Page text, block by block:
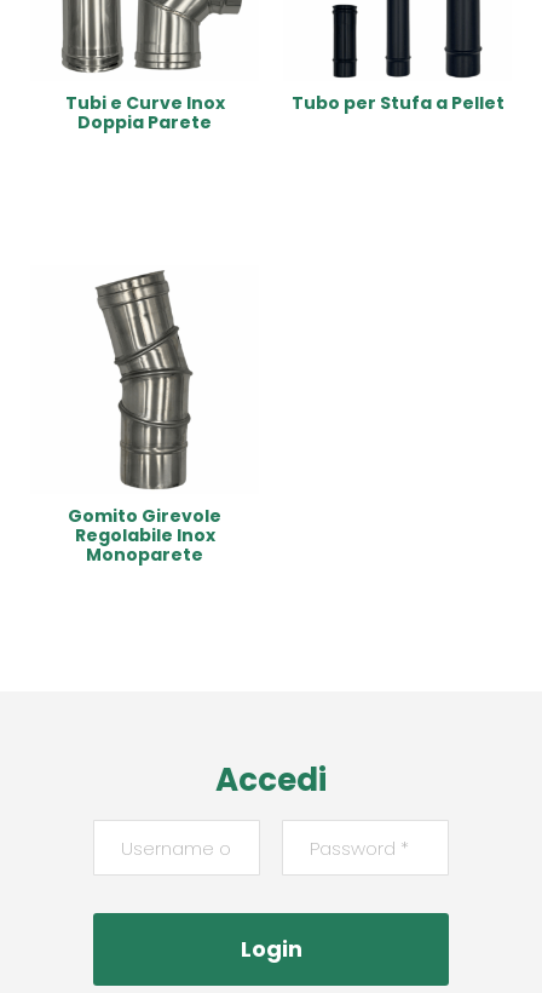
Tubi e Curve Inox
Doppia Parete
Tubo per Stufa a Pellet
Gomito Girevole
Regolabile Inox
Monoparete
Accedi